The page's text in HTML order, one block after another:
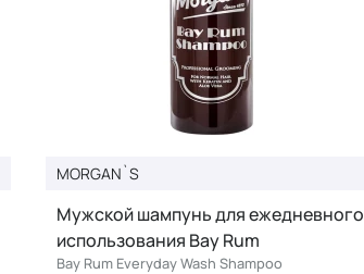
MORGAN`S
Мужской шампунь для ежедневного
использования Bay Rum
Bay Rum Everyday Wash Shampoo